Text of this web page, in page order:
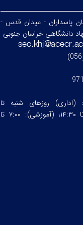
پاسداران - میدان قدس -
دانشگاهی خراسان جنوبی
(اداری) روزهای شنبه تا
چهارشنبه ساعت:۷:۰۰ تا ۱۴:۳۰، (آموزشی): ۷:۰۰ تا